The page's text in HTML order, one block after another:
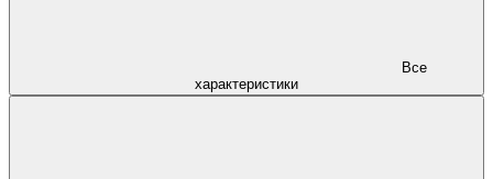
характеристики